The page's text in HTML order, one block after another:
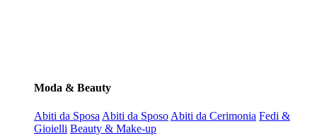
Moda & Beauty
Abiti da Sposa Abiti da Sposo Abiti da Cerimonia Fedi &
Gioielli Beauty & Make-up